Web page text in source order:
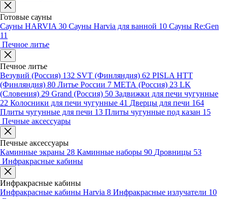
Готовые сауны
Сауны HARVIA 30 Сауны Harvia для ванной 10 Сауны Re:Gen
11
Печное литье
Печное литье
Везувий (Россия) 132 SVT (Финляндия) 62 PISLA HTT
(Финляндия) 80 Литье России 7 МЕТА (Россия) 23 LK
(Словения) 29 Grand (Россия) 50 Задвижки для печи чугунные
22 Колосники для печи чугунные 41 Дверцы для печи 164
Плиты чугунные для печи 13 Плиты чугунные под казан 15
Печные аксессуары
Печные аксессуары
Каминные экраны 28 Каминные наборы 90 Дровницы 53
Инфракрасные кабины
Инфракрасные кабины
Инфракрасные кабины Harvia 8 Инфракрасные излучатели 10